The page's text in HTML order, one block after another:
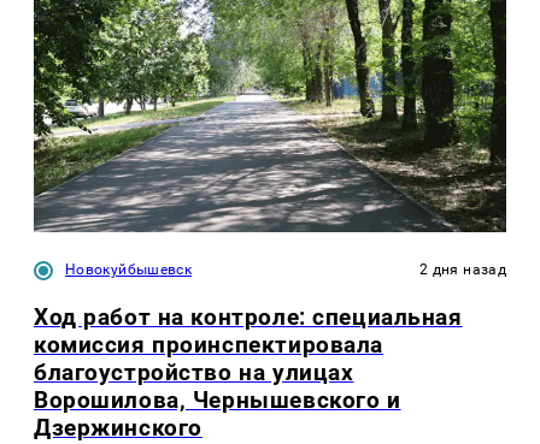
Новокуйбышевск 2 дня назад
Ход работ на контроле: специальная
комиссия проинспектировала
благоустройство на улицах
Ворошилова, Чернышевского и
Дзержинского